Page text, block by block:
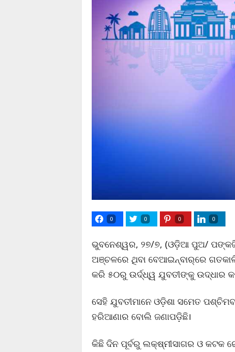
0 0 0 0
ଭୁବନେଶ୍ୱର, ୨୭/୭, (ଓଡ଼ିଆ ପୁଅ/
ଅଞ୍ଚଳରେ ଥିବା ବେଆଇନ୍‌ବାର୍‌ରେ
କରି ୫୦ରୁ ଉର୍ଦ୍ଧ୍ୱ ଯୁବତୀଙ୍କୁ ଉଦ୍ଧାର
ସେହି ଯୁବତୀମାନେ ଓଡ଼ିଶା ସମେତ
ହରିଆଣାର ବୋଲି ଜଣାପଡ଼ିଛି।
କିଛି ଦିନ ପୂର୍ବରୁ ଲକ୍ଷ୍ମୀସାଗର ଓ କଟକ